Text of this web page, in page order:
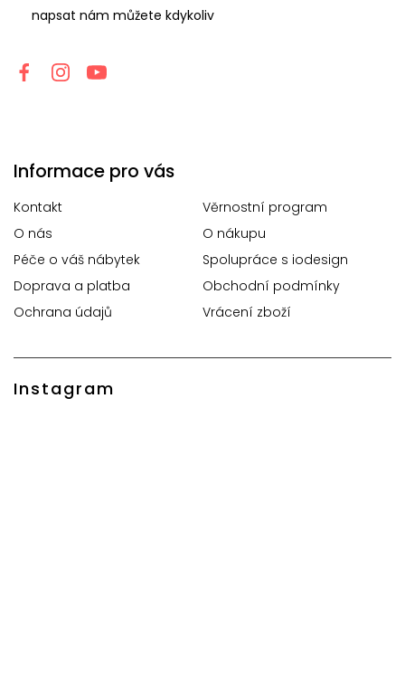
napsat nám můžete kdykoliv
Informace pro vás
Kontakt
Věrnostní program
O nás
O nákupu
Péče o váš nábytek
Spolupráce s iodesign
Doprava a platba
Obchodní podmínky
Ochrana údajů
Vrácení zboží
Instagram